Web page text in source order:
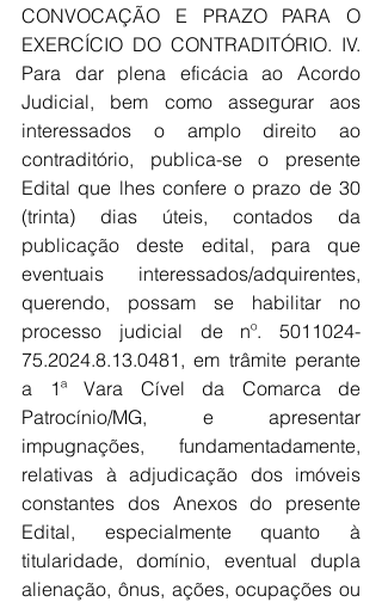
CONVOCAÇÃO E PRAZO PARA O
EXERCÍCIO DO CONTRADITÓRIO. IV.
Para dar plena eficácia ao Acordo
Judicial, bem como assegurar aos
interessados o amplo direito ao
contraditório, publica-se o presente
Edital que lhes confere o prazo de 30
(trinta) dias úteis, contados da
publicação deste edital, para que
eventuais interessados/adquirentes,
querendo, possam se habilitar no
processo judicial de nº. 5011024-
75.2024.8.13.0481, em trâmite perante
a 1ª Vara Cível da Comarca de
Patrocínio/MG, e apresentar
impugnações, fundamentadamente,
relativas à adjudicação dos imóveis
constantes dos Anexos do presente
Edital, especialmente quanto à
titularidade, domínio, eventual dupla
alienação, ônus, ações, ocupações ou